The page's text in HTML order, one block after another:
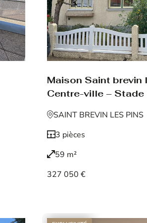
Maison Saint brevin
Centre-ville – Stade
SAINT BREVIN LES PINS
3 pièces
59 m²
327 050 €